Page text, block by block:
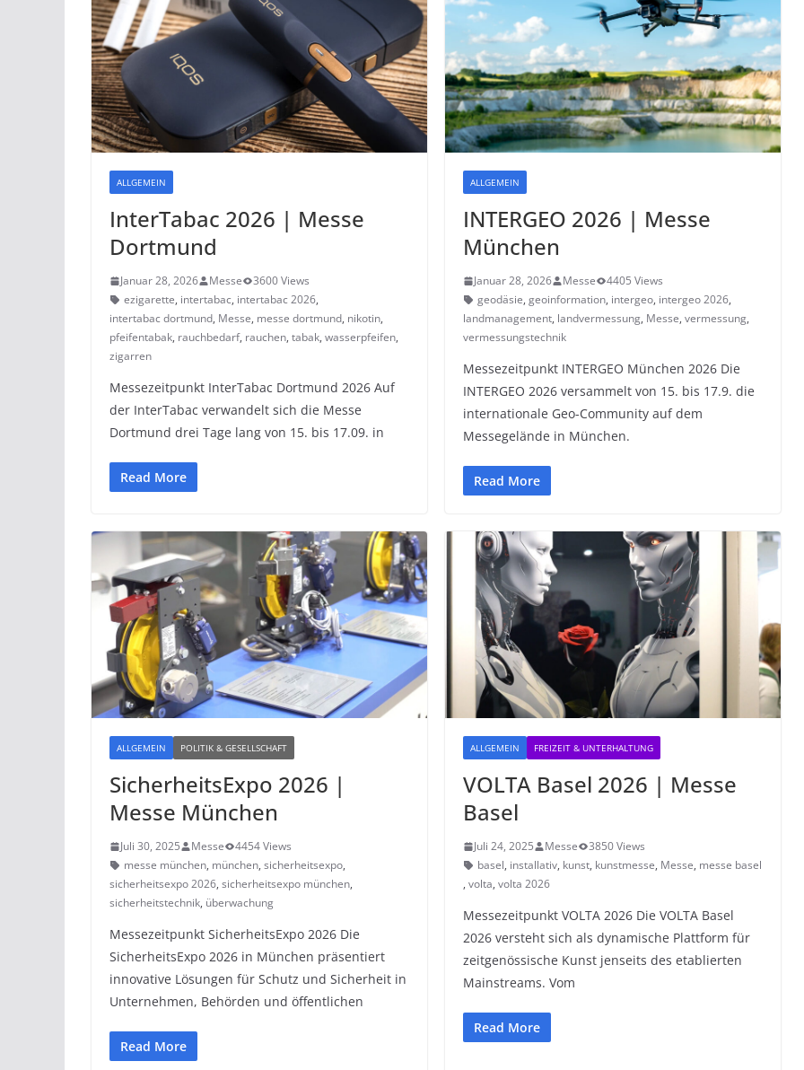
ALLGEMEIN
InterTabac 2026 | Messe
Dortmund
Januar 28, 2026 Messe
3600 Views
ezigarette, intertabac, intertabac 2026,
intertabac dortmund, Messe, messe dortmund, nikotin,
pfeifentabak, rauchbedarf, rauchen, tabak, wasserpfeifen,
zigarren
Messezeitpunkt InterTabac Dortmund 2026 Auf
der InterTabac verwandelt sich die Messe
Dortmund drei Tage lang von 15. bis 17.09. in
Read More
ALLGEMEIN
INTERGEO 2026 | Messe
München
Januar 28, 2026 Messe
4405 Views
geodäsie, geoinformation, intergeo, intergeo 2026,
landmanagement, landvermessung, Messe, vermessung,
vermessungstechnik
Messezeitpunkt INTERGEO München 2026 Die
INTERGEO 2026 versammelt von 15. bis 17.9. die
internationale Geo-Community auf dem
Messegelände in München.
Read More
ALLGEMEIN POLITIK & GESELLSCHAFT
SicherheitsExpo 2026 |
Messe München
Juli 30, 2025 Messe
4454 Views
messe münchen, münchen, sicherheitsexpo,
sicherheitsexpo 2026, sicherheitsexpo münchen,
sicherheitstechnik, überwachung
Messezeitpunkt SicherheitsExpo 2026 Die
SicherheitsExpo 2026 in München präsentiert
innovative Lösungen für Schutz und Sicherheit in
Unternehmen, Behörden und öffentlichen
Read More
ALLGEMEIN FREIZEIT & UNTERHALTUNG
VOLTA Basel 2026 | Messe
Basel
Juli 24, 2025 Messe
3850 Views
basel, installativ, kunst, kunstmesse, Messe, messe basel
, volta, volta 2026
Messezeitpunkt VOLTA 2026 Die VOLTA Basel
2026 versteht sich als dynamische Plattform für
zeitgenössische Kunst jenseits des etablierten
Mainstreams. Vom
Read More